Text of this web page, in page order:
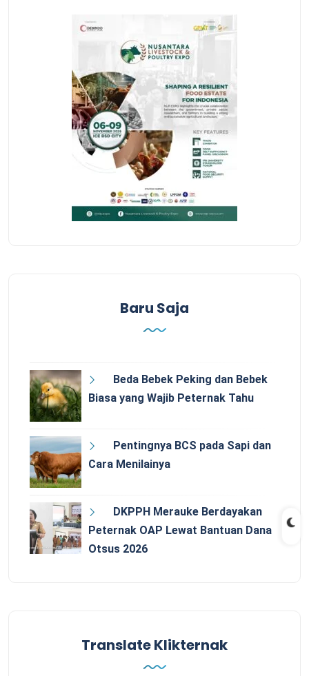
Baru Saja
Beda Bebek Peking dan Bebek
Biasa yang Wajib Peternak Tahu
Pentingnya BCS pada Sapi dan
Cara Menilainya
DKPPH Merauke Berdayakan
Peternak OAP Lewat Bantuan Dana
Otsus 2026
Translate Klikternak